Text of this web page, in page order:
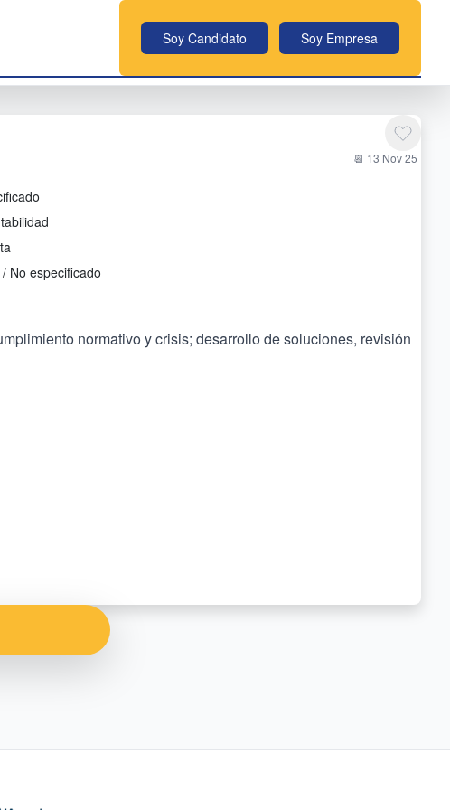
Soy Candidato Soy Empresa
📆 13 Nov 25
No especificado
normativo y crisis; desarrollo de soluciones, revisión